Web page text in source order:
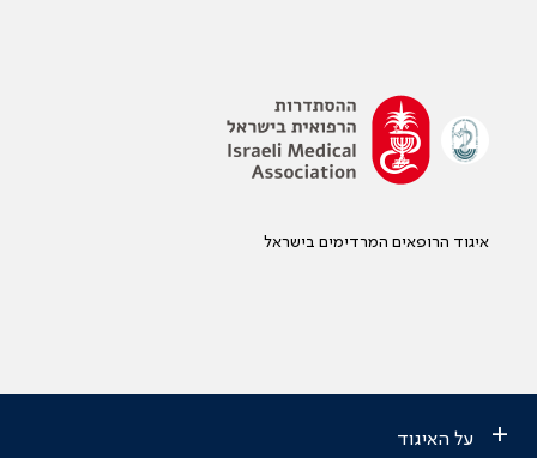
איגוד הרופאים המרדימים בישראל
+ על האיגוד